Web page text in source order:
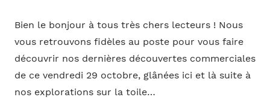
Bien le bonjour à tous très chers lecteurs ! Nous
vous retrouvons fidèles au poste pour vous faire
découvrir nos dernières découvertes commerciales
de ce vendredi 29 octobre, glânées ici et là suite à
nos explorations sur la toile…